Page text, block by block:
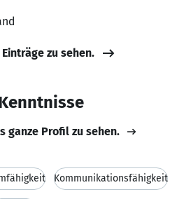
zu sehen.
ganze Profil zu sehen.
Kommunikationsfähigkeit